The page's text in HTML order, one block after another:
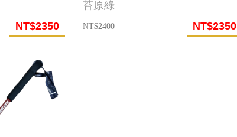
NT$2350
苔原綠
NT$2400 NT$2350